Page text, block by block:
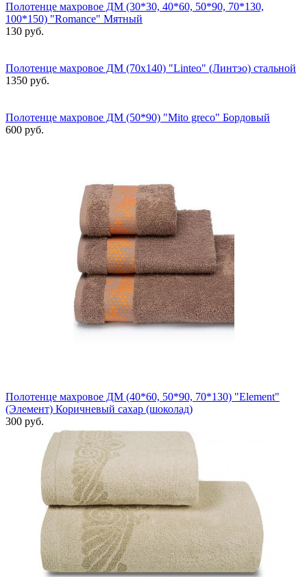
Полотенце махровое ДМ (30*30, 40*60, 50*90, 70*130,
100*150) "Romance" Мятный
130 руб.
Полотенце махровое ДМ (70х140) "Linteo" (Линтэо) стальной
1350 руб.
Полотенце махровое ДМ (50*90) "Mito greco" Бордовый
600 руб.
Полотенце махровое ДМ (40*60, 50*90, 70*130) "Element"
(Элемент) Коричневый сахар (шоколад)
300 руб.